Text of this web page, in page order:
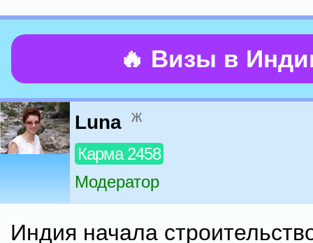
🔥 Визы в
Luna ж
Карма 2458
Модератор
Индия начала